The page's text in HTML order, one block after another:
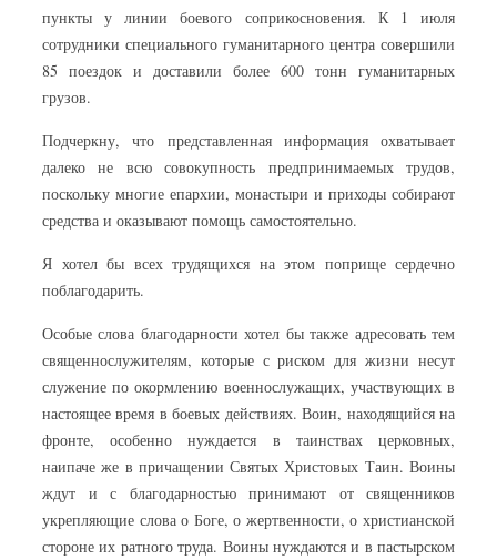
пункты у линии боевого соприкосновения. К 1 июля
сотрудники специального гуманитарного центра совершили
85 поездок и доставили более 600 тонн гуманитарных
грузов.
Подчеркну, что представленная информация охватывает
далеко не всю совокупность предпринимаемых трудов,
поскольку многие епархии, монастыри и приходы собирают
средства и оказывают помощь самостоятельно.
Я хотел бы всех трудящихся на этом поприще сердечно
поблагодарить.
Особые слова благодарности хотел бы также адресовать тем
священнослужителям, которые с риском для жизни несут
служение по окормлению военнослужащих, участвующих в
настоящее время в боевых действиях. Воин, находящийся на
фронте, особенно нуждается в таинствах церковных,
наипаче же в причащении Святых Христовых Таин. Воины
ждут и с благодарностью принимают от священников
укрепляющие слова о Боге, о жертвенности, о христианской
стороне их ратного труда. Воины нуждаются и в пастырском